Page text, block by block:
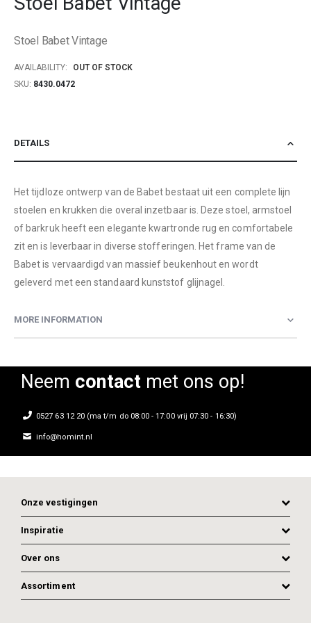
the
gallery
Stoel Babet Vintage
AVAILABILITY:
OUT OF STOCK
SKU 8430.0472
DETAILS
Het tijdloze ontwerp van de Babet bestaat uit een complete lijn
stoelen en krukken die overal inzetbaar is. Deze stoel, armstoel
of barkruk heeft een elegante kwartronde rug en comfortabele
zit en is leverbaar in diverse stofferingen. Het frame van de
Babet is vervaardigd van massief beukenhout en wordt
geleverd met een standaard kunststof glijnagel.
MORE INFORMATION
Neem contactmet ons op!
0527 63 12 20 (ma t/m do 08:00 - 17:00 vrij 07:30 - 16:30)
info@homint.nl
Onze vestigingen
Inspiratie
Over ons
Assortiment